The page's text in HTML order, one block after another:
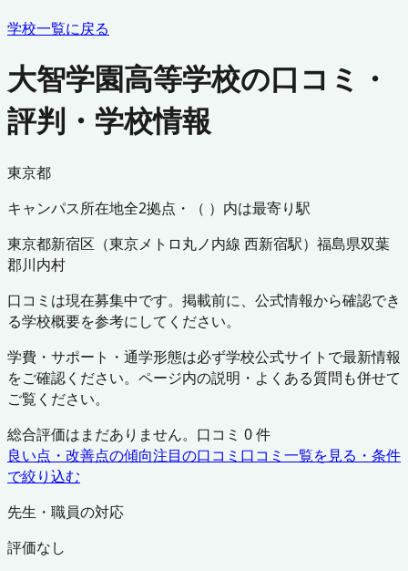
学校一覧に戻る
大智学園高等学校の口コミ・
評判・学校情報
東京都
キャンパス所在地全2拠点・（ ）内は最寄り駅
東京都新宿区 （東京メトロ丸ノ内線 西新宿駅） 福島県双葉
郡川内村
口コミは現在募集中です。掲載前に、公式情報から確認でき
る学校概要を参考にしてください。
学費・サポート・通学形態は必ず学校公式サイトで最新情報
をご確認ください。ページ内の説明・よくある質問も併せて
ご覧ください。
総合評価はまだありません。口コミ 0件
良い点・改善点の傾向注目の口コミ 口コミ一覧を見る・条件
で絞り込む
先生・職員の対応
評価なし